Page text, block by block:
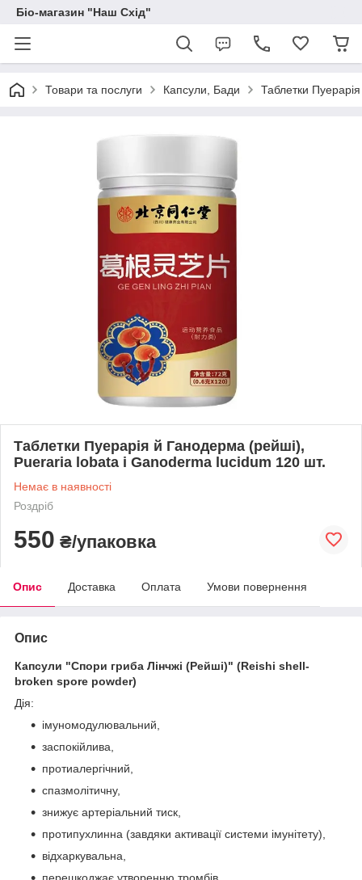
Біо-магазин "Наш Схід"
Товари та послуги Капсули, Бади Таблетки
Таблетки Пуерарія й Ганодерма (рейші),
Pueraria lobata і Ganoderma lucidum 120 шт.
Немає в наявності
Роздріб
550 ₴/упаковка
Опис Доставка Оплата Умови повернення
Опис
Капсули "Спори гриба Лінчжі (Рейші)" (Reishi shell-
broken spore powder)
Дія:
імуномодулювальний,
заспокійлива,
протиалергічний,
спазмолітичну,
знижує артеріальний тиск,
протипухлинна (завдяки активації системи імунітету),
відхаркувальна,
перешкоджає утворенню тромбів,